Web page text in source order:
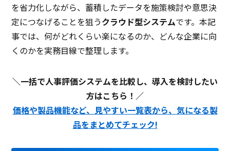
を省力化しながら、蓄積したデータを施策検討や意思決
定につなげることを狙うクラウド型システムです。本記
事では、何がどれくらい楽になるのか、どんな企業に向
くのかを実務目線で整理します。
＼一括で人事評価システムを比較し、導入を検討したい
方はこちら！／
価格や製品機能など、見やすい一覧表から、気になる製
品をまとめてチェック!